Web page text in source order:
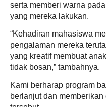
serta memberi warna
yang mereka lakukan.
“Kehadiran mahasiswa
pengalaman mereka
yang kreatif membuat
tidak bosan,” tambahnya.
Kami berharap program
berlanjut dan